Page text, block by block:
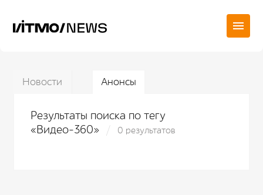
Новости Анонсы
Результаты поиска по тегу
«Видео-360»
0 результатов